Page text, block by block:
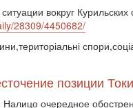
вокруг Курильских
28309/4450682/
позиции
очередное